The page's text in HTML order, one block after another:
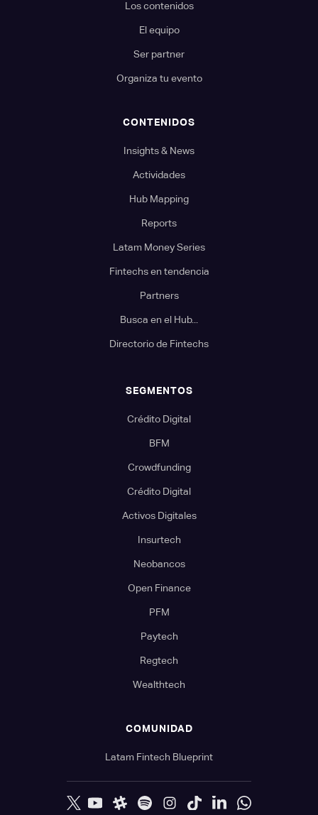
Los contenidos
El equipo
Ser partner
Organiza tu evento
CONTENIDOS
Insights & News
Actividades
Hub Mapping
Reports
Latam Money Series
Fintechs en tendencia
Partners
Busca en el Hub...
Directorio de Fintechs
SEGMENTOS
Crédito Digital
BFM
Crowdfunding
Crédito Digital
Activos Digitales
Insurtech
Neobancos
Open Finance
PFM
Paytech
Regtech
Wealthtech
COMUNIDAD
Latam Fintech Blueprint